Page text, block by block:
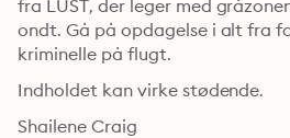
fra LUST, der leger med
ondt. Gå på opdagelse i alt fra
kriminelle på flugt.
Shailene Craig